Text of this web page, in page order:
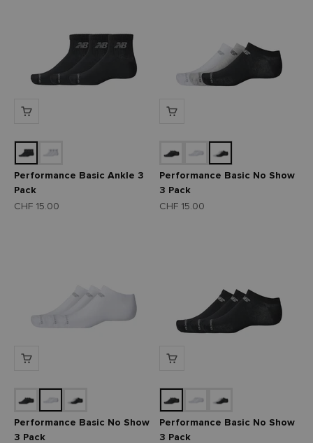
Performance Basic Ankle 3
Pack
Angebot
CHF 15.00
Performance Basic No Show
3 Pack
Angebot
CHF 15.00
Performance Basic No Show
3 Pack
Performance Basic No Show
3 Pack